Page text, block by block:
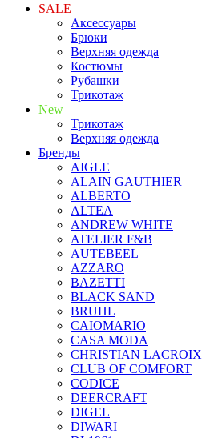
SALE
Аксессуары
Брюки
Верхняя одежда
Костюмы
Рубашки
Трикотаж
New
Трикотаж
Верхняя одежда
Бренды
AIGLE
ALAIN GAUTHIER
ALBERTO
ALTEA
ANDREW WHITE
ATELIER F&B
AUTEBEEL
AZZARO
BAZETTI
BLACK SAND
BRUHL
CAIOMARIO
CASA MODA
CHRISTIAN LACROIX
CLUB OF COMFORT
CODICE
DEERCRAFT
DIGEL
DIWARI